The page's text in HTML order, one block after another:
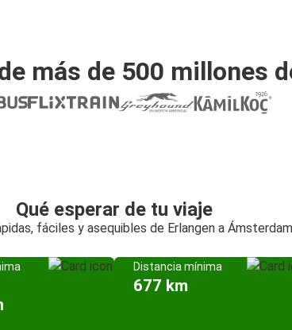
más de 500 millones
Qué esperar de tu viaje
fáciles y asequibles de Erlangen a Ámsterdam
Distancia mínima
677 km